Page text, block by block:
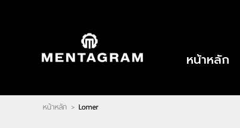
REGISTER
หน้าหลัก
แบรนด์
หน้าหลัก
หน้าหลัก > Lomer